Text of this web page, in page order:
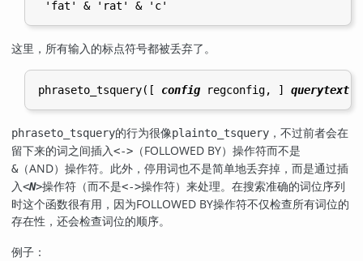
这里，所有输入的标点符号都被丢弃了。
phraseto_tsquery([ config regconfig, ] querytext
phraseto_tsquery的行为很像plainto_tsquery ，不过前者会在
留下来的词之间插入<-> （FOLLOWED BY）操作符而不是
&（AND）操作符。此外，停用词也不是简单地丢弃掉，而是通过插
入<N>操作符（而不是<->操作符）来处理。在搜索准确的词位序列
时这个函数很有用，因为FOLLOWED BY操作符不仅检查所有词位的
存在性，还会检查词位的顺序。
例子：